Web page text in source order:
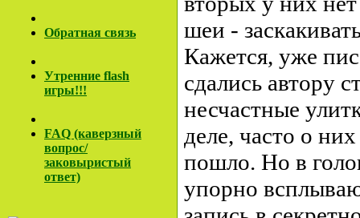
Обратная связь
Утренние flash
игры!!!
FAQ (каверзный
вопрос/
заковыристый
ответ)
шеи -
Кажется, уже
сдались автору
несчастные
деле, часто о
пошло. Но в
упорно